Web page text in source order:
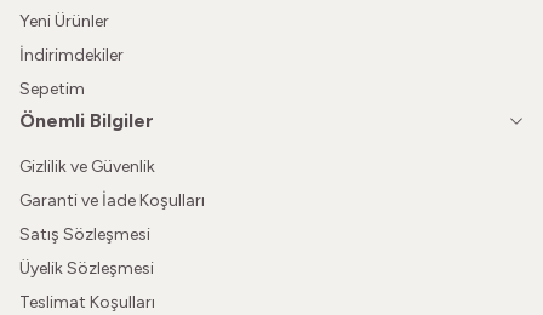
Yeni Ürünler
İndirimdekiler
Sepetim
Önemli Bilgiler
Gizlilik ve Güvenlik
Garanti ve İade Koşulları
Satış Sözleşmesi
Üyelik Sözleşmesi
Teslimat Koşulları